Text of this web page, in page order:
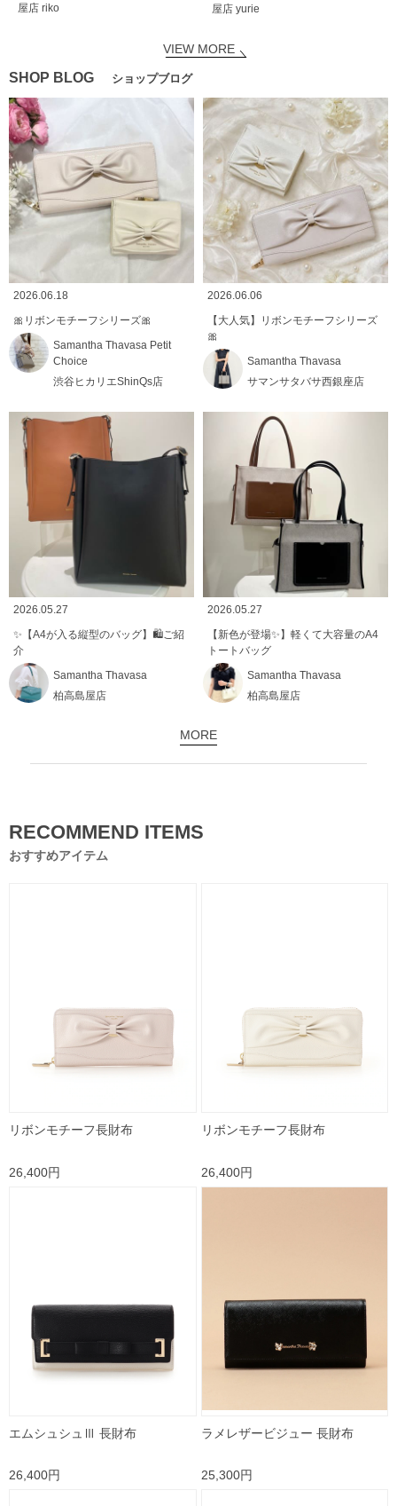
屋店 riko 屋店 yurie
VIEW MORE
SHOP BLOG ショップブログ
2026.06.18
🎀リボンモチーフシリーズ🎀
Samantha Thavasa Petit
Choice
渋谷ヒカリエShinQs店
2026.06.06
【大人気】リボンモチーフシリーズ
🎀
Samantha Thavasa
サマンサタバサ西銀座店
2026.05.27
✨【A4が入る縦型のバッグ】🛍️ご紹
介
Samantha Thavasa
柏高島屋店
2026.05.27
【新色が登場✨️】軽くて大容量のA4
トートバッグ
Samantha Thavasa
柏高島屋店
MORE
RECOMMEND ITEMS
おすすめアイテム
リボンモチーフ長財布
26,400円
リボンモチーフ長財布
26,400円
エムシュシュⅢ 長財布
26,400円
ラメレザービジュー 長財布
25,300円